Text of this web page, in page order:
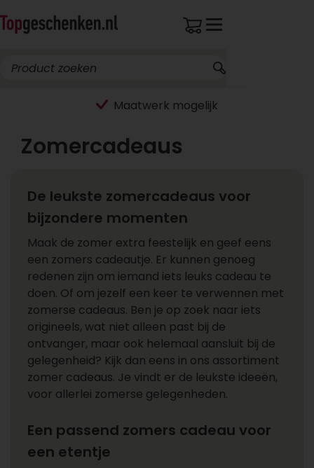
Maatwerk mogelijk
Zomercadeaus
De leukste zomercadeaus voor
bijzondere momenten
Maak de zomer extra feestelijk en geef eens
een zomers cadeautje. Er kunnen genoeg
redenen zijn om iemand iets leuks cadeau te
doen. Of om jezelf een keer te verwennen met
zomerse cadeaus. Ben je op zoek naar iets
origineels, wat niet alleen past bij de
ontvanger, maar ook helemaal aansluit bij de
gelegenheid? Kijk dan eens in ons assortiment
zomer cadeaus. Je vindt er de leukste ideeën,
voor allerlei zomerse gelegenheden.
Een passend zomers cadeau voor
een etentje